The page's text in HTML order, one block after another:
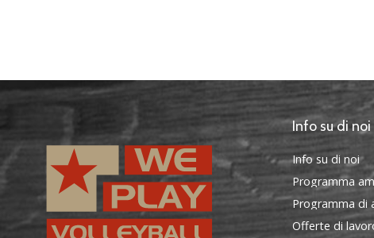
Info su di noi
Info su di noi
Programma
Programma di
Offerte di